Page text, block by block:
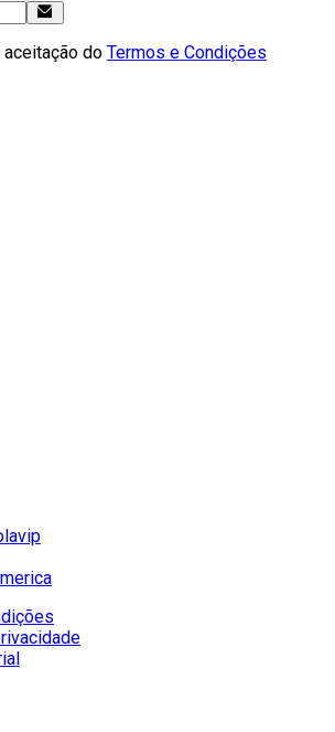
do Termos e Condições